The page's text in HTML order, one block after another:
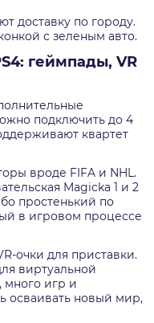
доставку по городу.
с зеленым авто.
геймпады, VR
подключить до 4
квартет
вроде FIFA и NHL.
Magicka 1 и 2
простенький по
в игровом процессе
очки для приставки.
виртуальной
много игр и
осваивать новый мир,